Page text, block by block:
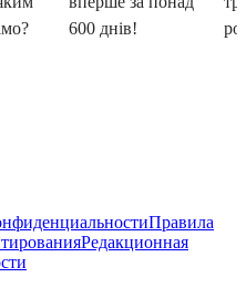
Правила
Редакционная